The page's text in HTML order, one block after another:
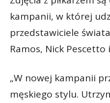
kampanii, w której
przedstawiciele
Ramos, Nick Pescetto
„W nowej kampanii
męskiego stylu.